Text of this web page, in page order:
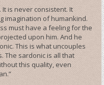
is never consistent. It
imagination of humankind.
must have a feeling for the
upon him. And he
This is what uncouples
The sardonic is all that
this quality, even